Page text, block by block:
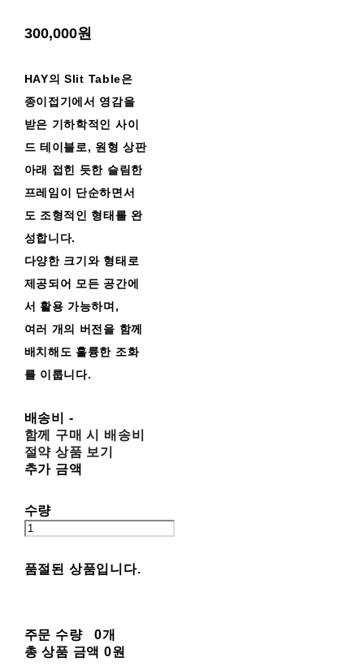
300,000원
HAY의 Slit Table은
종이접기에서 영감을
받은 기하학적인 사이
드 테이블로, 원형 상판
아래 접힌 듯한 슬림한
프레임이 단순하면서
도 조형적인 형태를 완
성합니다.
다양한 크기와 형태로
제공되어 모든 공간에
서 활용 가능하며,
여러 개의 버전을 함께
배치해도 훌륭한 조화
를 이룹니다.
배송비 -
함께 구매 시 배송비
절약 상품 보기
추가 금액
수량
품절된 상품입니다.
주문 수량
0개
총 상품 금액 0원